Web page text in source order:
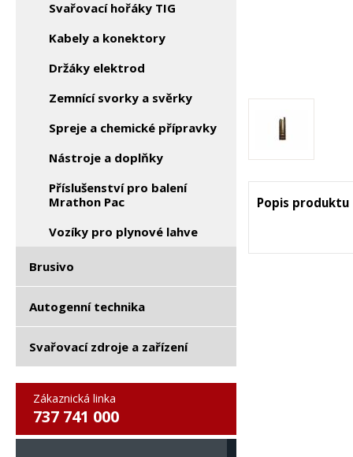
Svařovací hořáky TIG
Kabely a konektory
Držáky elektrod
Zemnící svorky a svěrky
Spreje a chemické přípravky
Nástroje a doplňky
Příslušenství pro balení
Mrathon Pac
Vozíky pro plynové lahve
Brusivo
Autogenní technika
Svařovací zdroje a zařízení
Zákaznická linka
737 741 000
Popis produktu